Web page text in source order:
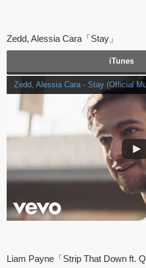
Zedd, Alessia Cara「Stay」
iTunes
Zedd, Alessia Cara - Stay (Official
Liam Payne「Strip That Down ft.